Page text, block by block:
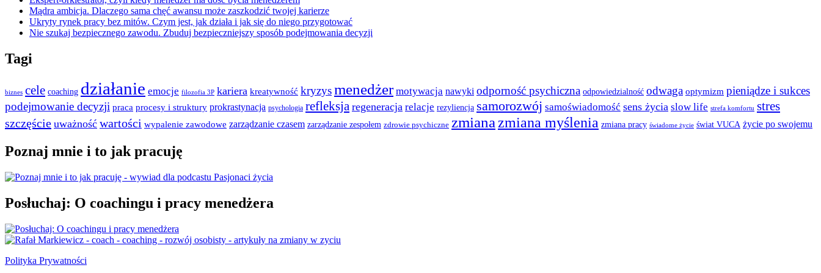
Mądra ambicja. Dlaczego sama chęć awansu może zaszkodzić twojej karierze
Ukryty rynek pracy bez mitów. Czym jest, jak działa i jak się do niego przygotować
Nie szukaj bezpiecznego zawodu. Zbuduj bezpieczniejszy sposób podejmowania decyzji
Tagi
biznes cele coaching działanie emocje filozofia 3P kariera kreatywność kryzysmenedżer motywacja nawyki odporność psychiczna odpowiedzialność odwaga optymizm pieniądze i sukces
podejmowanie decyzji praca procesy i struktury prokrastynacja psychologia refleksja regeneracja relacje rezyliencja samorozwój samoświadomość sens życia slow life strefa komfortu stres
szczęście uważność wartości wypalenie zawodowe zarządzanie czasem zarządzanie zespołem zdrowie psychiczne zmianazmiana myślenia zmiana pracy świadome życie świat VUCA życie po swojemu
Poznaj mnie i to jak pracuję
Posłuchaj: O coachingu i pracy menedżera
Polityka Prywatności